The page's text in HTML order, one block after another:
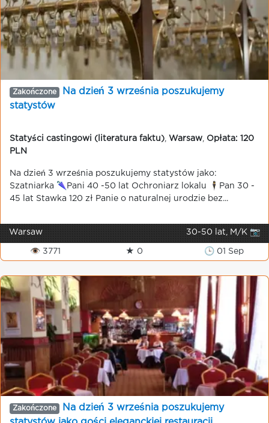
Zakończone
Na dzień 3 września poszukujemy
statystów
Statyści castingowi (literatura faktu) Warsaw
Opłata: 120
PLN
Na dzień 3 września poszukujemy statystów jako:
Szatniarka 🌂Pani 40 -50 lat Ochroniarz lokalu 🕴️Pan 30 -
45 lat Stawka 120 zł Panie o naturalnej urodzie bez...
Warsaw 30-50 lat, M/K 📷
👁 3771 ★ 0 🕒 01 Sep
Zakończone
Na dzień 3 września poszukujemy